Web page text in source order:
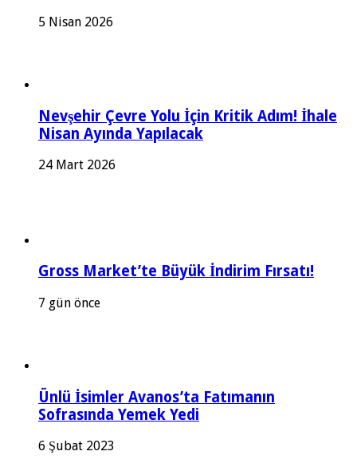
5 Nisan 2026
Nevşehir Çevre Yolu İçin Kritik Adım! İhale
Nisan Ayında Yapılacak
24 Mart 2026
Gross Market’te Büyük İndirim Fırsatı!
7 gün önce
Ünlü İsimler Avanos’ta Fatımanın
Sofrasında Yemek Yedi
6 Şubat 2023